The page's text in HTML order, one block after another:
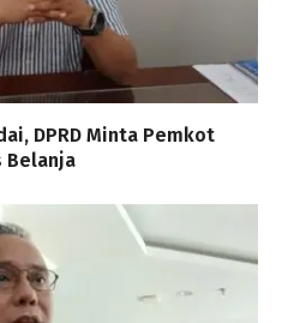
DPRD Minta Pemkot
Belanja